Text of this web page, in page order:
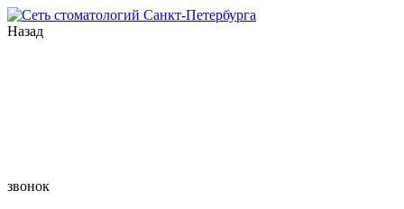
Назад
звонок